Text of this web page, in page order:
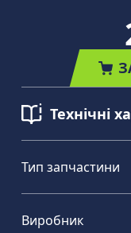
Технічні
Тип запчастини
Виробник